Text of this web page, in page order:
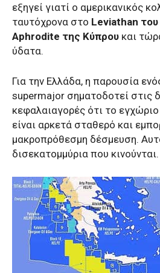
εξηγεί γιατί ο αμερικανικός
ταυτόχρονα στο Leviathan του
Aphrodite της Κύπρου και
ύδατα.
Για την Ελλάδα, η παρουσία
supermajor σηματοδοτεί στις
κεφαλαιαγορές ότι το
είναι αρκετά σταθερό και
μακροπρόθεσμη δέσμευση.
δισεκατομμύρια που κινούνται.